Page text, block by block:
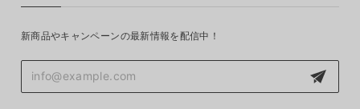
新商品やキャンペーンの最新情報を配信中！